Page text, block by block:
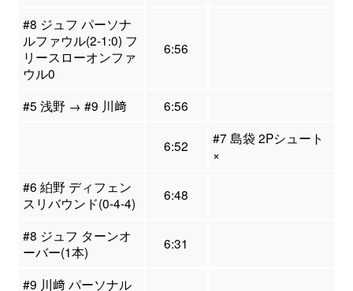
#8 ジュフ パーソナ
ルファウル(2-1:0) フ
リースローオンファ
ウル0
6:56
#5 浅野 → #9 川﨑 6:56
6:52
#7 島袋 2Pシュート
×
#6 絈野 ディフェン
スリバウンド(0-4-4)
6:48
#8 ジュフ ターンオ
ーバー(1本)
6:31
#9 川﨑 パーソナル